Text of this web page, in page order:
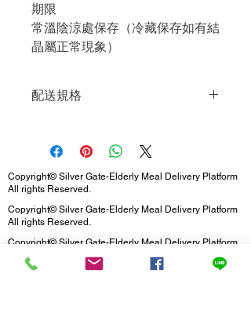
期限
常溫陰涼處保存（冷藏保存如有結
晶屬正常現象）
配送規格
送限重5公斤內）。
5入以上，請選取「賣家宅配」，將用
新竹物流配送。
如需「禮盒裝」，每盒為6入含紙袋，
請提前於聊聊與下單備註告知。
Copyright© Silver Gate-Elderly Meal Delivery Platform
All rights Reserved.
Copyright© Silver Gate-Elderly Meal Delivery Platform
All rights Reserved.
Copyright© Silver Gate-Elderly Meal Delivery Platform
All rights Reserved.